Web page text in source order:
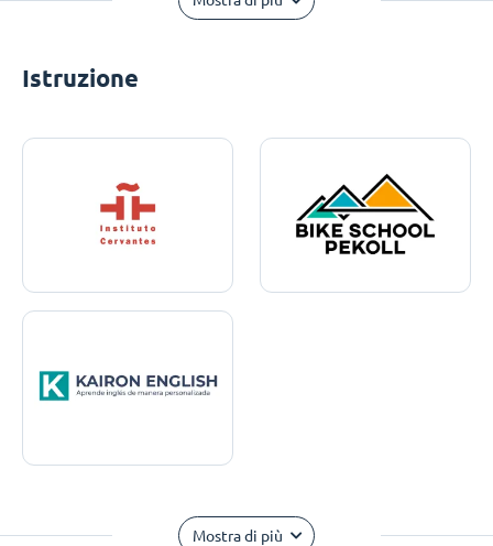
Istruzione
Mostra di più